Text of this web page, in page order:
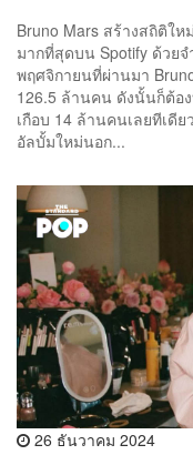
Bruno Mars สร้างสถิติใ
มากที่สุดบน Spotify ด้วย
พฤศจิกายนที่ผ่านมา
126.5 ล้านคน ดังนั้นก็ต้อ
เกือบ 14 ล้านคนเลยทีเดี
อัลบั้มใหม่นอก...
26 ธันวาคม 2024